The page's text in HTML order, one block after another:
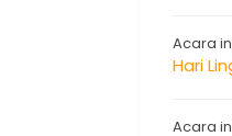
Acara
Hari
Acara